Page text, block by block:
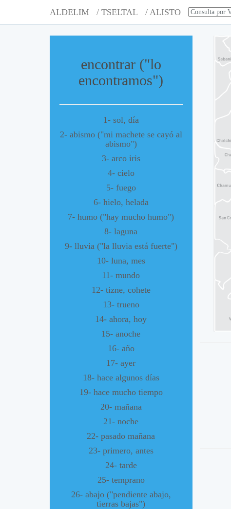
ALDELIM / TSELTAL / ALISTO
encontrar ("lo
encontramos")
1- sol, día
2- abismo ("mi machete se cayó al
abismo")
3- arco iris
4- cielo
5- fuego
6- hielo, helada
7- humo ("hay mucho humo")
8- laguna
9- lluvia ("la lluvia está fuerte")
10- luna, mes
11- mundo
12- tizne, cohete
13- trueno
14- ahora, hoy
15- anoche
16- año
17- ayer
18- hace algunos días
19- hace mucho tiempo
20- mañana
21- noche
22- pasado mañana
23- primero, antes
24- tarde
25- temprano
26- abajo ("pendiente abajo,
tierras bajas")